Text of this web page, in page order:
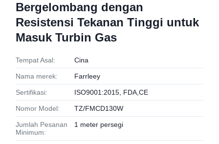
Bergelombang dengan
Resistensi Tekanan Tinggi untuk
Masuk Turbin Gas
Tempat Asal: Cina
Nama merek: Farrleey
Sertifikasi: ISO9001:2015, FDA,CE
Nomor Model: TZ/FMCD130W
Jumlah Pesanan
Minimum:
1 meter persegi